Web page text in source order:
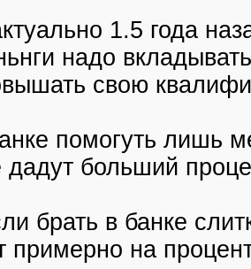
1.5 года
надо
свою
помогуть лишь
дадут больший
брать в банке
примерно на